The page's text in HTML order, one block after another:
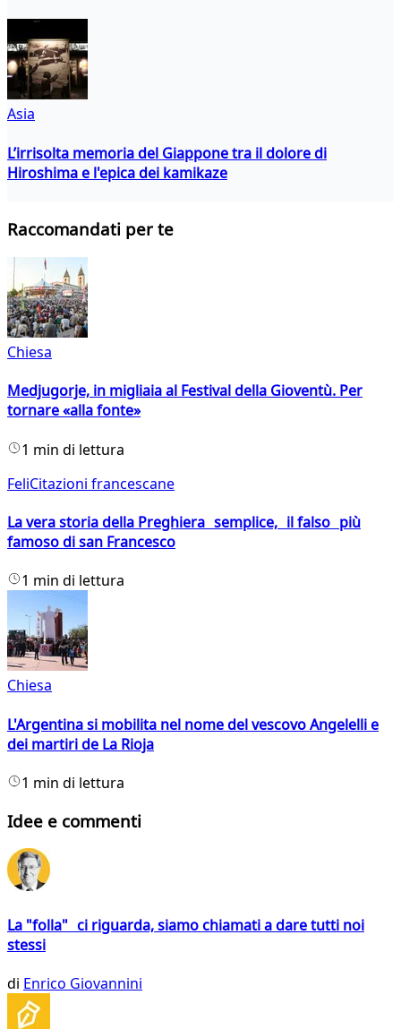
Asia
L’irrisolta memoria del Giappone tra il dolore di
Hiroshima e l'epica dei kamikaze
Raccomandati per te
Chiesa
Medjugorje, in migliaia al Festival della Gioventù. Per
tornare «alla fonte»
1 min di lettura
FeliCitazioni francescane
La vera storia della Preghiera semplice, il falso più
famoso di san Francesco
1 min di lettura
Chiesa
L'Argentina si mobilita nel nome del vescovo Angelelli e
dei martiri de La Rioja
1 min di lettura
Idee e commenti
La "folla" ci riguarda, siamo chiamati a dare tutti noi
stessi
di Enrico Giovannini